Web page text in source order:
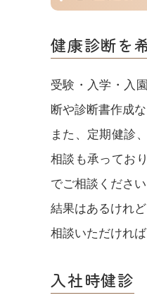
健康診断を
受験・入学・入
断や診断書作成
また、定期健診
相談も承ってお
でご相談ください
結果はあるけれ
相談いただけれ
入社時健診